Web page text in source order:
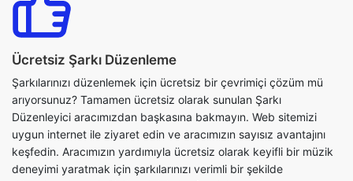
Şarkılarınızı düzenlemek için ücretsiz bir çevrimiçi çözüm mü
arıyorsunuz? Tamamen ücretsiz olarak sunulan Şarkı
uygun internet ile ziyaret edin ve aracımızın sayısız avantajını
keşfedin. Aracımızın yardımıyla ücretsiz olarak keyifli bir müzik
deneyimi yaratmak için şarkılarınızı verimli bir şekilde
düzenlemek ve değiştirmek için bu fırsatı kaçırmayın.